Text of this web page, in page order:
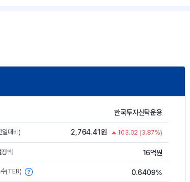
한국투자신탁운용
일대비) 2,764.41원 103.02 (3.87%)
정액 16억원
(TER) 0.6409%